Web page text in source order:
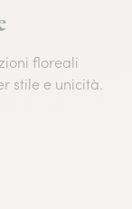
floreali
stile e unicità.